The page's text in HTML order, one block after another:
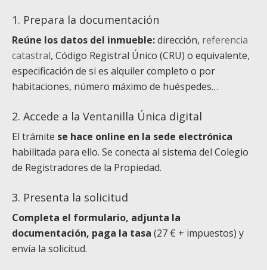
1. Prepara la documentación
Reúne los datos del inmueble:dirección, referencia
catastral, Código Registral Único (CRU) o equivalente,
especificación de si es alquiler completo o por
habitaciones, número máximo de huéspedes…
2. Accede a la Ventanilla Única digital
El trámite se hace online en la sede electrónica
habilitada para ello. Se conecta al sistema del Colegio
de Registradores de la Propiedad.
3. Presenta la solicitud
Completa el formulario, adjunta la
documentación, paga la tasa (27 € + impuestos) y
envía la solicitud.